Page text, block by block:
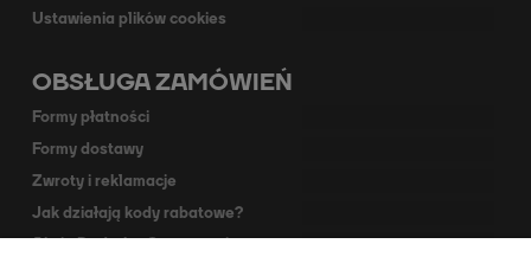
Ustawienia plików cookies
OBSŁUGA ZAMÓWIEŃ
Formy płatności
Formy dostawy
Zwroty i reklamacje
Jak działają kody rabatowe?
Akcja Dodruk - O programie